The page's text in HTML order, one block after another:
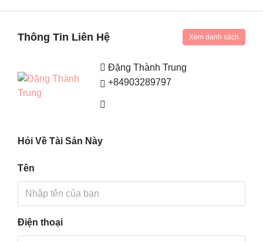
Thông Tin Liên Hệ Xem danh sách
Đặng Thành Trung
+84903289797
Hỏi Về Tài Sản Này
Tên
Điện thoại